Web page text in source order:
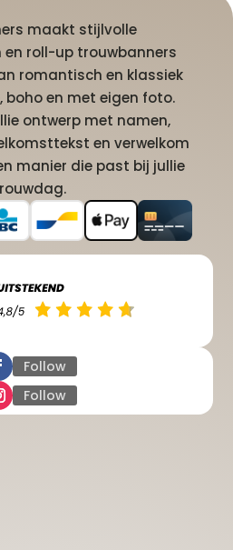
maakt stijlvolle
roll-up trouwbanners
romantisch en klassiek
boho en met eigen foto.
ontwerp met namen,
en verwelkom
manier die past bij jullie
Follow
Follow